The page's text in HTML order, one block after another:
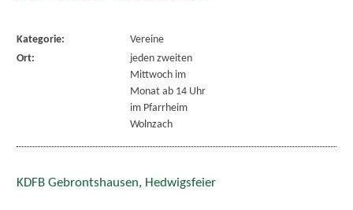
Kategorie:
Vereine
Ort:
jeden zweiten
Mittwoch im
Monat ab 14 Uhr
im Pfarrheim
Wolnzach
KDFB Gebrontshausen, Hedwigsfeier